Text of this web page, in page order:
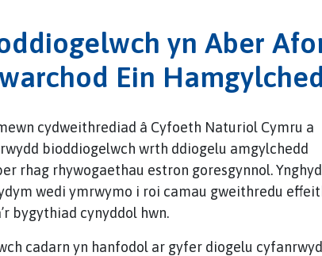
yn Aber
Ein
cydweithrediad â Cyfoeth Naturiol Cymru a
bioddiogelwch wrth ddiogelu amgylchedd
rhag rhywogaethau estron goresgynnol.
wedi ymrwymo i roi camau gweithredu
bygythiad cynyddol hwn.
cadarn yn hanfodol ar gyfer diogelu